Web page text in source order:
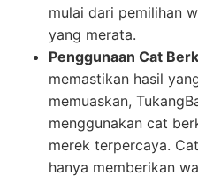
mulai dari pemilihan
yang merata.
Penggunaan Cat
memastikan hasil
memuaskan,
menggunakan cat
merek terpercaya.
hanya memberikan